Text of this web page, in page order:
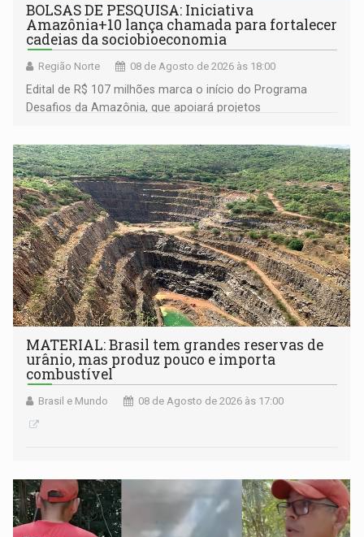
BOLSAS DE PESQUISA: Iniciativa
Amazônia+10 lança chamada para fortalecer
cadeias da sociobioeconomia
Região Norte 08 de Agosto de 2026 às 18:00
Edital de R$ 107 milhões marca o início do Programa
Desafios da Amazônia, que apoiará projetos
submissão de pré-propostas poderá ser feita até 1º de
setembro
MATERIAL: Brasil tem grandes reservas de
urânio, mas produz pouco e importa
combustível
Brasil e Mundo 08 de Agosto de 2026 às 17:00